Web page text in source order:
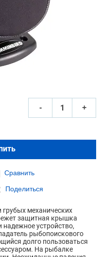
‐ +
Сравнить
Поделиться
грубых механических
защитная крышка
надежное устройство,
рыбопоискового
долго пользоваться
На рыбалке